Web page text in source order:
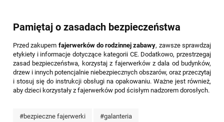
Pamiętaj o zasadach bezpieczeństwa
Przed zakupem fajerwerków do rodzinnej zabawy, zawsze sprawdzaj
etykiety i informacje dotyczące kategorii CE. Dodatkowo, przestrzegaj
zasad bezpieczeństwa, korzystaj z fajerwerków z dala od budynków,
drzew i innych potencjalnie niebezpiecznych obszarów, oraz przeczytaj
i stosuj się do instrukcji obsługi na opakowaniu. Ważne jest również,
aby dzieci korzystały z fajerwerków pod ścisłym nadzorem dorosłych.
#bezpieczne fajerwerki #galanteria